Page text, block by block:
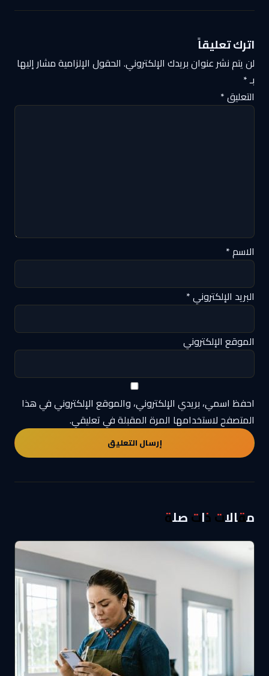
اترك تعليقاً
لن يتم نشر عنوان بريدك الإلكتروني. الحقول الإلزامية مشار إليها
بـ*
التعليق*
الاسم*
البريد الإلكتروني*
الموقع الإلكتروني
احفظ اسمي، بريدي الإلكتروني، والموقع الإلكتروني في هذا
المتصفح لاستخدامها المرة المقبلة في تعليقي.
مقالات ذات صلة